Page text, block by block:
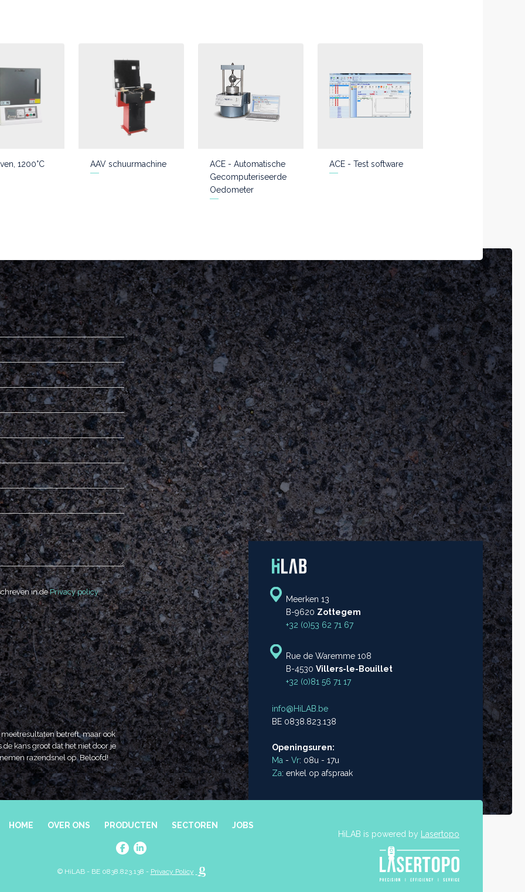
1200°C AAV schuurmachine
ACE - Automatische
Gecomputeriseerde
Oedometer
ACE - Test software
in dePrivacy policy.
betreft, maar ook
kans groot dat het niet door je
razendsnel op. Beloofd!
Meerken 13
B-9620 Zottegem
+32 (0)53 62 71 67
Rue de Waremme 108
B-4530 Villers-le-Bouillet
+32 (0)81 56 71 17
info@HiLAB.be
BE 0838.823.138
Openingsuren:
Ma - Vr: 08u - 17u
Za: enkel op afspraak
HOME OVER ONS PRODUCTEN SECTOREN JOBS
© HiLAB - BE 0838.823.138 - Privacy Policy
HiLAB is powered by Lasertopo